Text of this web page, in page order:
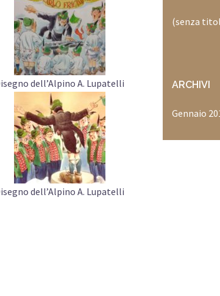
dell’Alpino A. Lupatelli
dell’Alpino A. Lupatelli
(senza
ARCHIVI
Gennaio